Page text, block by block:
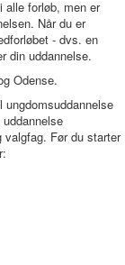
alle forløb, men er
Når du er
- dvs. en
din uddannelse.
Odense.
ungdomsuddannelse
valgfag. Før du starter